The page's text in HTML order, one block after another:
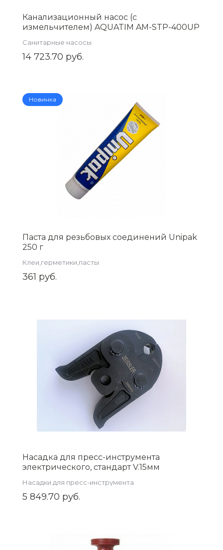
Канализационный насос (с
измельчителем) AQUATIM AM-STP-400UP
Санитарные насосы
14 723.70 руб.
Новинка
Паста для резьбовых соединений Unipak
250 г
Клеи,герметики,пасты
361 руб.
Насадка для пресс-инструмента
электрического, стандарт V.15мм
Насадки для пресс-инструмента
5 849.70 руб.